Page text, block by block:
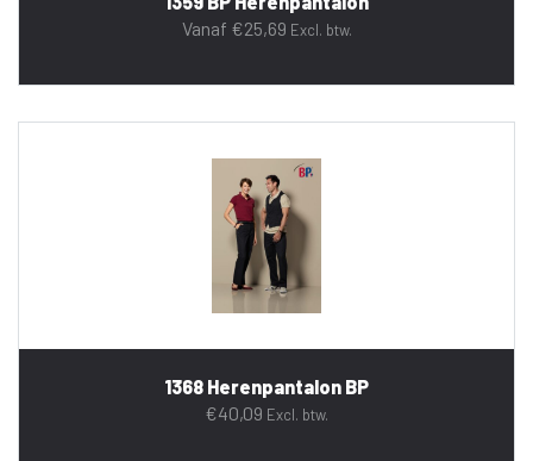
Vanaf €25,69 Excl. btw.
1368 Herenpantalon BP
€40,09 Excl. btw.